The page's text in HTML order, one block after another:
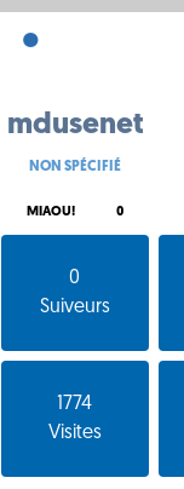
•
mdusenet
NON SPÉCIFIÉ
MIAOU! 0
0
Suiveurs
1774
Visites